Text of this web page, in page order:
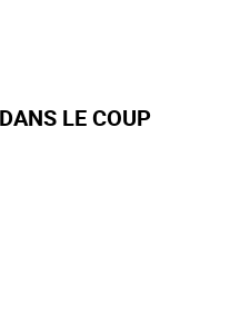
LE COUP